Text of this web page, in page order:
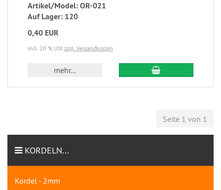
Artikel/Model: OR-021
Auf Lager: 120
0,40 EUR
incl. 20 % USt zzgl. Versandkosten
mehr...
Seite 1 von 1
KORDELN...
Kordel - 2mm